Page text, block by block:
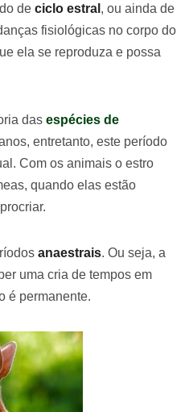
de ciclo estral , ou ainda de
fisiológicas no corpo do
ela se reproduza e possa
das espécies de
entretanto, este período
Com os animais o estro
quando elas estão
anaestrais. Ou seja, a
uma cria de tempos em
é permanente.